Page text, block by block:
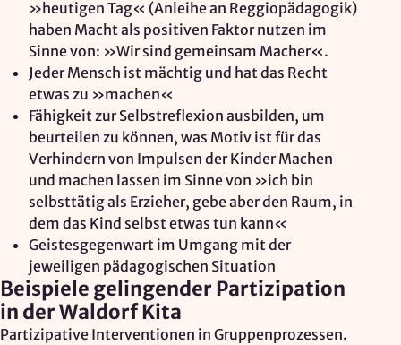
»heutigen Tag« (Anleihe an Reggiopädagogik)
haben Macht als positiven Faktor nutzen im
Sinne von: »Wir sind gemeinsam Macher«.
Jeder Mensch ist mächtig und hat das Recht
etwas zu »machen«
Fähigkeit zur Selbstreflexion ausbilden, um
beurteilen zu können, was Motiv ist für das
Verhindern von Impulsen der Kinder Machen
und machen lassen im Sinne von »ich bin
selbsttätig als Erzieher, gebe aber den Raum, in
dem das Kind selbst etwas tun kann«
Geistesgegenwart im Umgang mit der
jeweiligen pädagogischen Situation
Beispiele gelingender Partizipation
in der Waldorf Kita
Partizipative Interventionen in Gruppenprozessen.